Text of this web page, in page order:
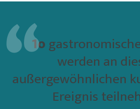
1o
werden an
außergewöhnlichen
Ereignis